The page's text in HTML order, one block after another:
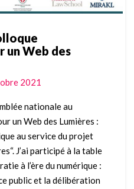
un Web des
2021
nationale au
un Web des Lumières :
au service du projet
J’ai participé à la table
à l’ère du numérique :
public et la délibération